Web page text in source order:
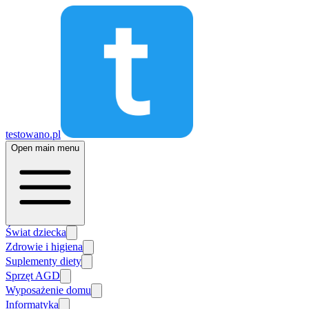
testowano.pl
Open main menu
Świat dziecka
Zdrowie i higiena
Suplementy diety
Sprzęt AGD
Wyposażenie domu
Informatyka